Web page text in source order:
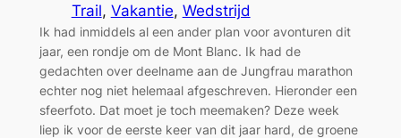
Trail, Vakantie, Wedstrijd
Ik had inmiddels al een ander plan voor avonturen dit
jaar, een rondje om de Mont Blanc. Ik had de
gedachten over deelname aan de Jungfrau marathon
echter nog niet helemaal afgeschreven. Hieronder een
sfeerfoto. Dat moet je toch meemaken? Deze week
liep ik voor de eerste keer van dit jaar hard, de groene